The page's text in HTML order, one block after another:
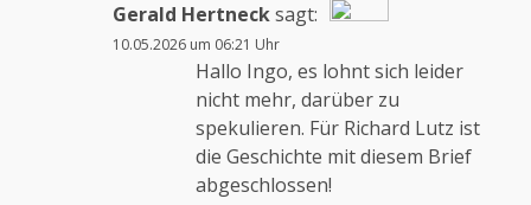
Gerald Hertnecksagt:
Das „Echte-Person“-Abzeichen!
Anti-Spam von CleanTalk
10.05.2026 um 06:21 Uhr
Hallo Ingo, es lohnt sich leider
nicht mehr, darüber zu
spekulieren. Für Richard Lutz ist
die Geschichte mit diesem Brief
abgeschlossen!